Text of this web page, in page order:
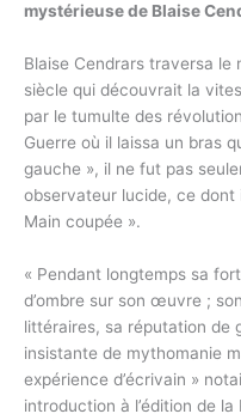
mystérieuse de Blaise
Blaise Cendrars traversa le
siècle qui découvrait la
par le tumulte des
Guerre où il laissa un bras
gauche », il ne fut pas
observateur lucide, ce dont
Main coupée ».
« Pendant longtemps sa
d’ombre sur son œuvre ;
littéraires, sa réputation de
insistante de mythomanie
expérience d’écrivain »
introduction à l’édition de la